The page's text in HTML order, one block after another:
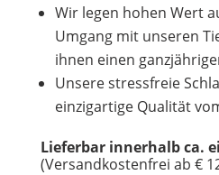
Wir legen hohen Wert
Umgang mit unseren
ihnen einen
Unsere stressfreie
einzigartige Qualität
Lieferbar innerhalb ca.
(Versandkostenfrei ab €